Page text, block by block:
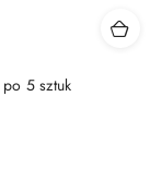
5 sztuk